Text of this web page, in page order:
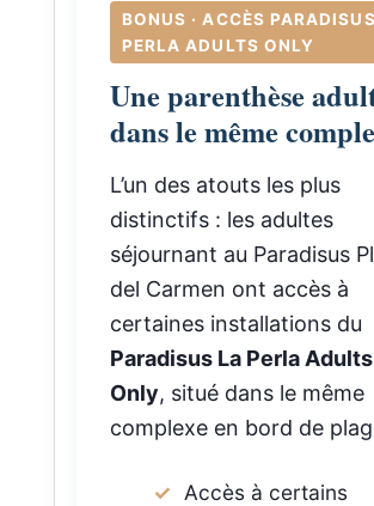
BONUS · ACCÈS
PERLA ADULTS ONLY
Une parenthèse
dans le même
L’un des atouts les plus
distinctifs : les adultes
séjournant au Paradisus
del Carmen ont accès à
certaines installations du
Paradisus La Perla Adults
Only, situé dans le même
complexe en bord de
Accès à certains